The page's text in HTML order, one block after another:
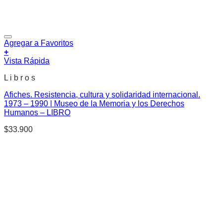
Agregar a Favoritos
+
Vista Rápida
L i b r o s
Afiches. Resistencia, cultura y solidaridad internacional.
1973 – 1990 | Museo de la Memoria y los Derechos
Humanos – LIBRO
$33.900